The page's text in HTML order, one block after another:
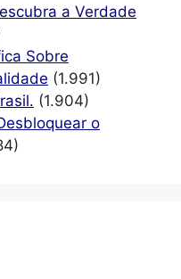
a Verdade
Sobre
(1.991)
(1.904)
o